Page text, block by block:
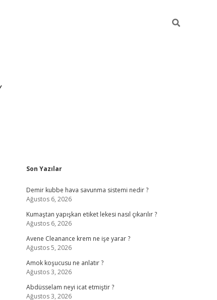
Sidebar
Son Yazılar
Demir kubbe hava savunma sistemi nedir ?
Ağustos 6, 2026
Kumaştan yapışkan etiket lekesi nasıl çıkarılır ?
Ağustos 6, 2026
Avene Cleanance krem ne işe yarar ?
Ağustos 5, 2026
Amok koşucusu ne anlatır ?
Ağustos 3, 2026
Abdüsselam neyi icat etmiştir ?
Ağustos 3, 2026